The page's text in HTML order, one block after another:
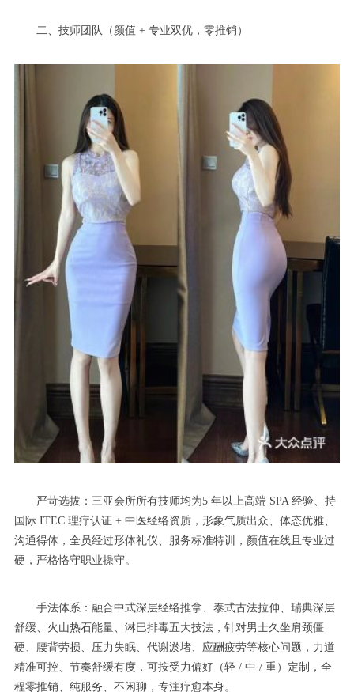
二、技师团队（颜值 + 专业双优，零推销）
严苛选拔：三亚会所所有技师均为5 年以上高端 SPA 经验、持
国际 ITEC 理疗认证 + 中医经络资质，形象气质出众、体态优雅、
沟通得体，全员经过形体礼仪、服务标准特训，颜值在线且专业过
硬，严格恪守职业操守。
手法体系：融合中式深层经络推拿、泰式古法拉伸、瑞典深层
舒缓、火山热石能量、淋巴排毒五大技法，针对男士久坐肩颈僵
硬、腰背劳损、压力失眠、代谢淤堵、应酬疲劳等核心问题，力道
精准可控、节奏舒缓有度，可按受力偏好（轻 / 中 / 重）定制，全
程零推销、纯服务、不闲聊，专注疗愈本身。